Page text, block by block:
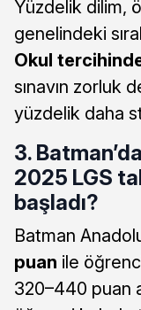
Yüzdelik dilim,
genelindeki
Okul
sınavın zorluk
yüzdelik daha
3.
2025 LGS
başladı?
Batman
puan ile
320–440 puan